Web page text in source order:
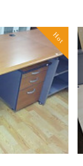
Hot